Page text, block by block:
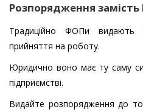
Розпорядження замість
Традиційно ФОПи видають
прийняття на роботу.
Юридично воно має ту саму
підприємстві.
Видайте розпорядження до